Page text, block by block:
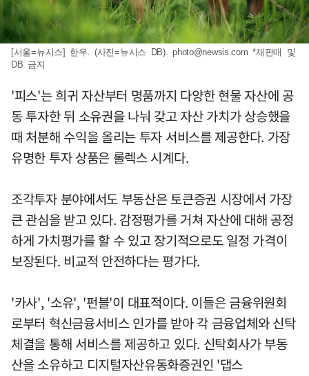
[서울=뉴시스] 한우. (사진=뉴시스 DB).photo@newsis.com *재판매 및
DB 금지
'피스'는 희귀 자산부터 명품까지 다양한 현물 자산에 공
동 투자한 뒤 소유권을 나눠 갖고 자산 가치가 상승했을
때 처분해 수익을 올리는 투자 서비스를 제공한다. 가장
유명한 투자 상품은 롤렉스 시계다.
조각투자 분야에서도 부동산은 토큰증권 시장에서 가장
큰 관심을 받고 있다. 감정평가를 거쳐 자산에 대해 공정
하게 가치평가를 할 수 있고 장기적으로도 일정 가격이
보장된다. 비교적 안전하다는 평가다.
'카사', '소유', '펀블'이 대표적이다. 이들은 금융위원회
로부터 혁신금융서비스 인가를 받아 각 금융업체와 신탁
체결을 통해 서비스를 제공하고 있다. 신탁회사가 부동
산을 소유하고 디지털자산유동화증권인 '댑스